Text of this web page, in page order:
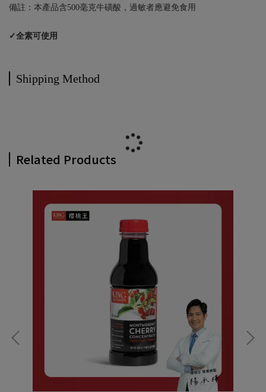
備註：本產品含500毫克牛磺酸，過敏者應避免食用
✓全素可使用
Shipping Method
Related Products